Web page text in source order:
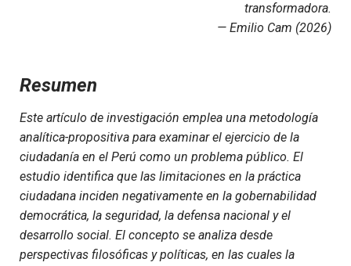
transformadora.
— Emilio Cam (2026)
Resumen
Este artículo de investigación emplea una metodología
analítica-propositiva para examinar el ejercicio de la
ciudadanía en el Perú como un problema público. El
estudio identifica que las limitaciones en la práctica
ciudadana inciden negativamente en la gobernabilidad
democrática, la seguridad, la defensa nacional y el
desarrollo social. El concepto se analiza desde
perspectivas filosóficas y políticas, en las cuales la